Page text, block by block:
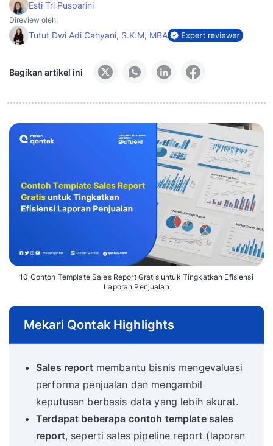
Esti Tri Pusparini
Direview oleh:
Tutut Dwi Adi Cahyani, S.K.M, MBA
Bagikan artikel ini
10 Contoh Template Sales Report Gratis untuk Tingkatkan Efisiensi
Laporan Penjualan
Mekari Qontak Highlights
Sales reportmembantu bisnis mengevaluasi
performa penjualan dan mengambil
keputusan berbasis data yang lebih akurat.
Terdapat beberapa contoh template sales
report, seperti sales pipeline report (laporan